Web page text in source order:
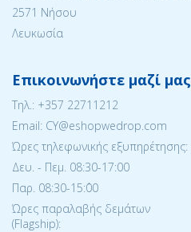
2571 Νήσου
Λευκωσία
Επικοινωνήστε μαζί μας
Tηλ.: +357 22711212
Email: CY@eshopwedrop.com
Ώρες τηλεφωνικής εξυπηρέτησης:
Δευ. - Πεμ. 08:30-17:00
Παρ. 08:30-15:΄00
Ώρες παραλαβής δεμάτων
(Flagship):